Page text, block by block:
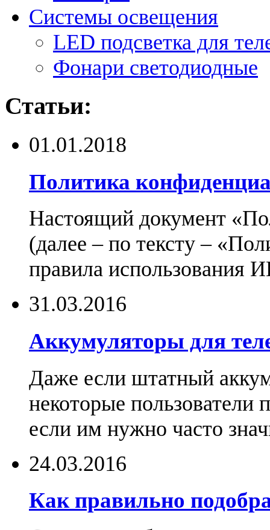
Системы освещения
LED подсветка для
Фонари светодиодные
Статьи:
01.01.2018
Политика
Настоящий документ
(далее – по тексту –
правила использования
31.03.2016
Аккумуляторы для
Даже если штатный
некоторые пользователи
если им нужно часто
24.03.2016
Как правильно